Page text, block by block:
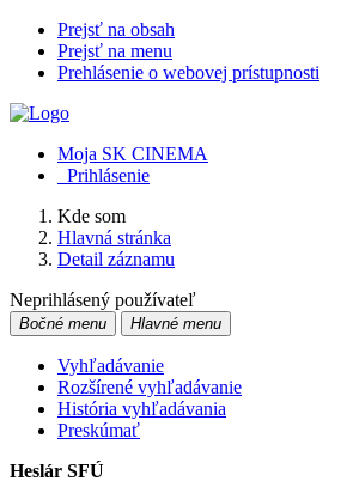
Prejsť na obsah
Prejsť na menu
Prehlásenie o webovej prístupnosti
Moja SK CINEMA
Prihlásenie
Kde som
Hlavná stránka
Detail záznamu
Neprihlásený používateľ
Bočné menu Hlavné menu
Vyhľadávanie
Rozšírené vyhľadávanie
História vyhľadávania
Preskúmať
Heslár SFÚ